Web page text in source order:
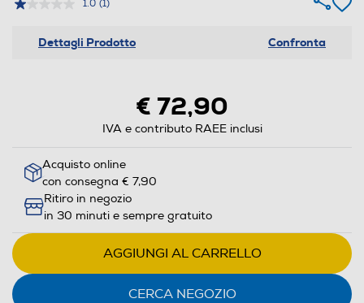
1.0 (1)
Dettagli Prodotto Confronta
€ 72,90
IVA e contributo RAEE inclusi
Acquisto online
con consegna € 7,90
Ritiro in negozio
in 30 minuti e sempre gratuito
AGGIUNGI AL CARRELLO
CERCA NEGOZIO